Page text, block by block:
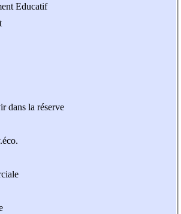
Educatif
dans la réserve